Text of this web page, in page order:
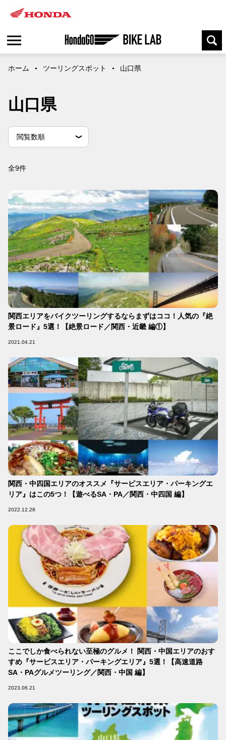
ホーム ツーリングスポット 山口県
山口県
並
替
条
並べ替え条件
新しい順
古い順
閲覧数順
全9件
関西エリアをバイクツーリングするならまずはココ！人気の『絶
景ロード』5選！【絶景ロード／関西・近畿 編①】
2021.04.21
関西・中四国エリアのオススメ『サービスエリア・パーキングエ
リア』はこの5つ！【遊べるSA・PA／関西・中四国 編】
2022.12.28
ここでしか食べられない至極のグルメ！ 関西・中国エリアのおす
すめ『サービスエリア・パーキングエリア』5選！【高速道路
SA・PAグルメツーリング／関西・中国 編】
2023.06.21